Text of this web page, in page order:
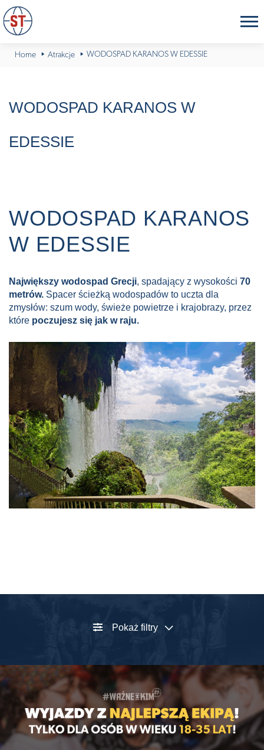
Home Atrakcje WODOSPAD KARANOS W EDESSIE
WODOSPAD KARANOS W
EDESSIE
WODOSPAD KARANOS
W EDESSIE
Największy wodospad Grecji, spadający z wysokości 70
metrów. Spacer ścieżką wodospadów to uczta dla
zmysłów: szum wody, świeże powietrze i krajobrazy, przez
które poczujesz się jak w raju.
Pokaż filtry